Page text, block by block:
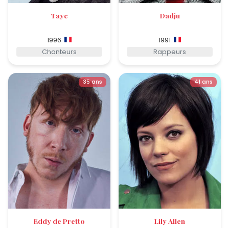
Tayc
1996
Chanteurs
Dadju
1991
Rappeurs
35 ans
Eddy de Pretto
41 ans
Lily Allen